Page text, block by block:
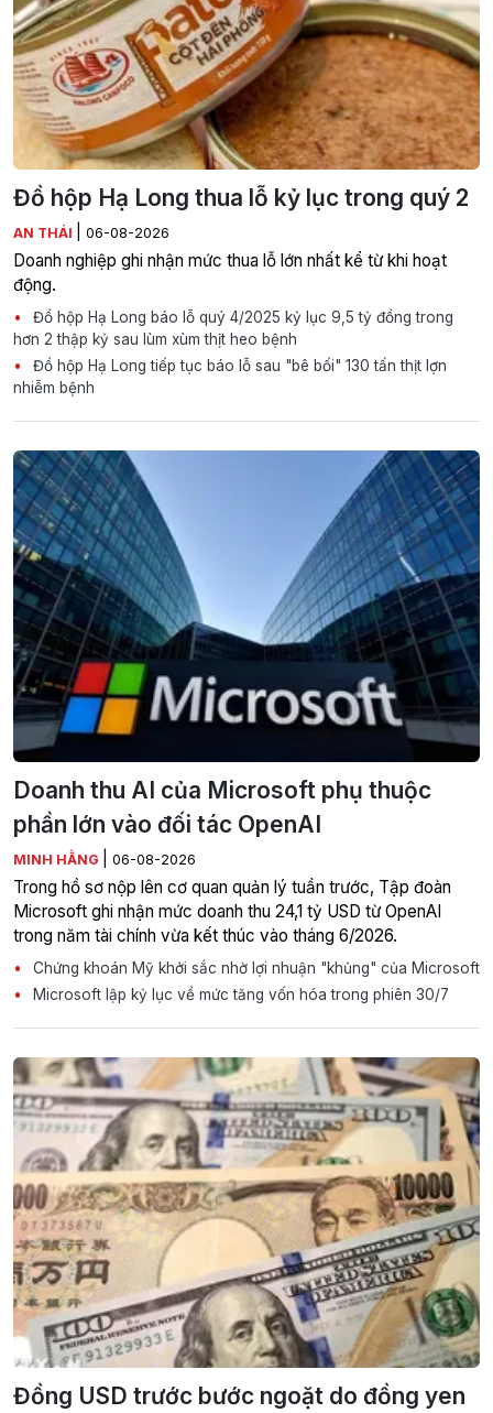
Đồ hộp Hạ Long thua lỗ kỷ lục trong quý 2
AN THÁI 06-08-2026
Doanh nghiệp ghi nhận mức thua lỗ lớn nhất kể từ khi hoạt
động.
Đồ hộp Hạ Long báo lỗ quý 4/2025 kỷ lục 9,5 tỷ đồng trong
hơn 2 thập kỷ sau lùm xùm thịt heo bệnh
Đồ hộp Hạ Long tiếp tục báo lỗ sau "bê bối" 130 tấn thịt lợn
nhiễm bệnh
Doanh thu AI của Microsoft phụ thuộc
phần lớn vào đối tác OpenAI
MINH HẰNG 06-08-2026
Trong hồ sơ nộp lên cơ quan quản lý tuần trước, Tập đoàn
Microsoft ghi nhận mức doanh thu 24,1 tỷ USD từ OpenAI
trong năm tài chính vừa kết thúc vào tháng 6/2026.
Chứng khoán Mỹ khởi sắc nhờ lợi nhuận "khủng" của Microsoft
Microsoft lập kỷ lục về mức tăng vốn hóa trong phiên 30/7
Đồng USD trước bước ngoặt do đồng yen